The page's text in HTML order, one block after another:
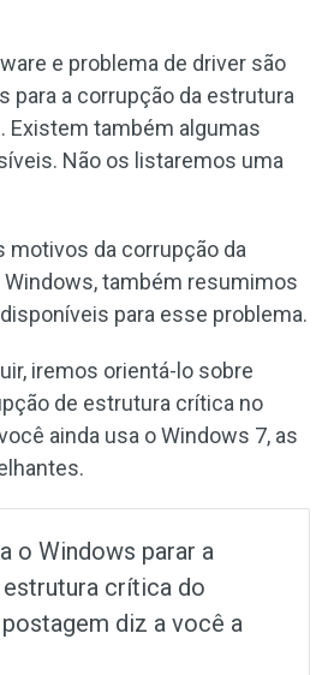
e problema de driver são
para a corrupção da estrutura
Existem também algumas
Não os listaremos uma
motivos da corrupção da
também resumimos
para esse problema.
iremos orientá-lo sobre
de estrutura crítica no
ainda usa o Windows 7, as
o Windows parar a
crítica do
diz a você a